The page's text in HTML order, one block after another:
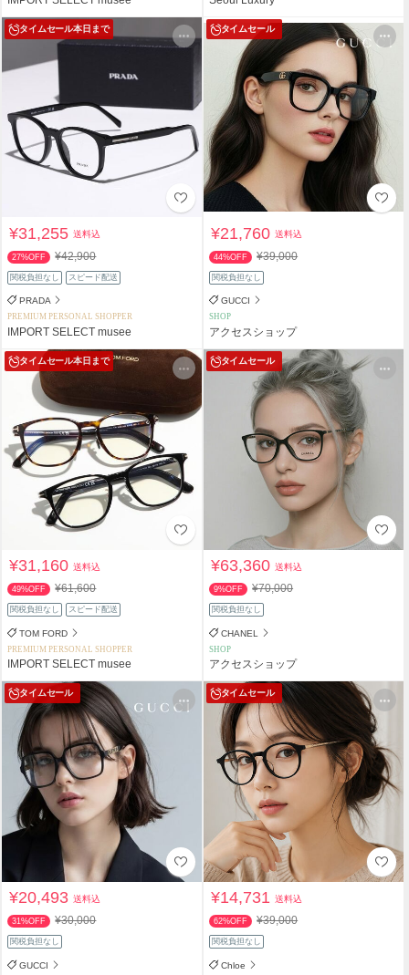
タイムセール本日まで
¥31,255送料込
27%OFF ¥42,900
関税負担なし スピード配送
PRADA
PREMIUM PERSONAL SHOPPER
IMPORT SELECT musee
タイムセール
¥21,760送料込
44%OFF ¥39,000
関税負担なし
GUCCI
SHOP
アクセスショップ
タイムセール本日まで
¥31,160送料込
49%OFF ¥61,600
関税負担なし スピード配送
TOM FORD
PREMIUM PERSONAL SHOPPER
IMPORT SELECT musee
タイムセール
¥63,360送料込
9%OFF ¥70,000
関税負担なし
CHANEL
SHOP
アクセスショップ
タイムセール
¥20,493送料込
31%OFF ¥30,000
関税負担なし
GUCCI
タイムセール
¥14,731送料込
62%OFF ¥39,000
関税負担なし
Chloe